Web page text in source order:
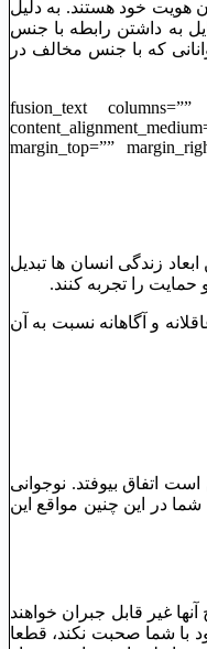
هویت خود هستند. به دلیل
به داشتن رابطه با جنس
که با جنس مخالف در
[/fusion_text][fusion_text
margin_top=””
زندگی انسان ها تبدیل
را تجربه کنند.
و آگاهانه نسبت به آن
اتفاق بیوفتد. نوجوانی
در این چنین مواقع این
غیر قابل جبران خواهند
با شما صحبت نکند، قطعا